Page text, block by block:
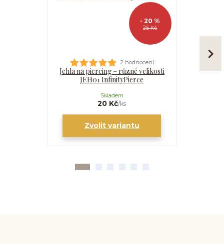
25 Kč
- 20 %
2 hodnocení
Jehla na piercing – různé velikosti
JEH01 InfinityPierce
20 Kč/ks
Skladem
Zvolit variantu